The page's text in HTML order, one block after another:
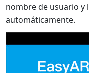
nombre de usuario y
automáticamente.